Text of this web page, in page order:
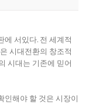
서있다. 전 세계적
시대전환의 창조적
시대는 기존에 믿어
인해야 할 것은 시장이